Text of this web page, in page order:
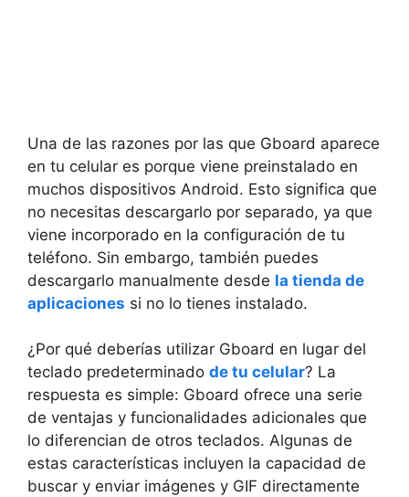
Una‍ de las razones ⁤por las que Gboard ⁢aparece
en ⁣tu celular es porque viene ⁢preinstalado en
muchos dispositivos Android. Esto significa​ que
no necesitas descargarlo por separado, ya ⁢que
viene incorporado⁢ en la configuración de ‍tu
⁤teléfono.⁤ Sin embargo, ​también puedes‌
descargarlo manualmente desde⁣ la tienda de
aplicaciones si no ​lo tienes instalado.
¿Por qué ​deberías utilizar Gboard en⁢ lugar del‌
teclado predeterminado de tu celular? La
respuesta es ⁣simple:⁤ Gboard ofrece una⁤ serie
de ventajas ⁤y funcionalidades adicionales que
⁤lo ⁤diferencian de otros teclados. Algunas de
estas‌ características incluyen ⁢la⁣ capacidad de
buscar y enviar imágenes y GIF directamente